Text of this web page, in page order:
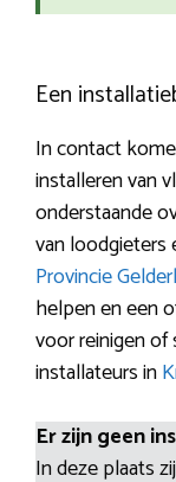
Een
In contact
installeren van
onderstaande
van loodgieters
Provincie
helpen en een
voor reinigen
installateurs in
Er zijn geen
In deze plaats